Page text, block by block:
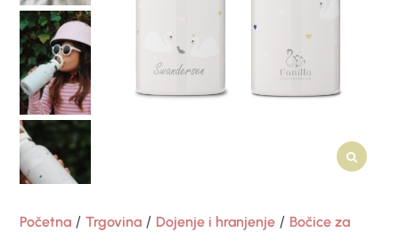
Početna /Trgovina / Dojenje i hranjenje / Bočice za